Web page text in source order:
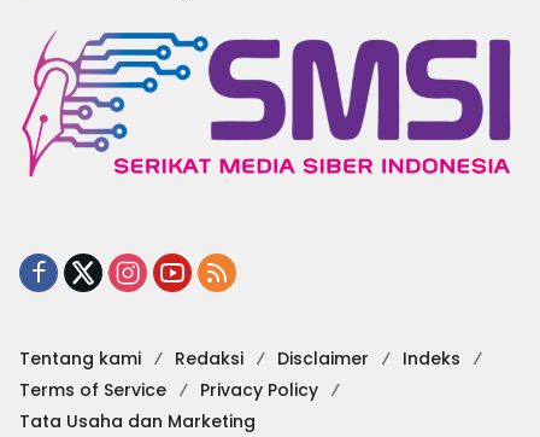
Tentang kami Redaksi Disclaimer
Indeks
Terms of Service
Privacy Policy
Tata Usaha dan Marketing